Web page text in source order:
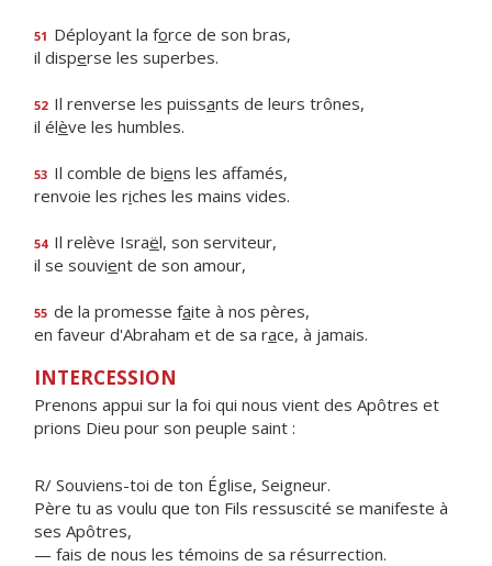
51 Déployant la force de son bras,
il disperse les superbes.
52 Il renverse les puissants de leurs trônes,
il élève les humbles.
53 Il comble de biens les affamés,
renvoie les riches les mains vides.
54 Il relève Israël, son serviteur,
il se souvient de son amour,
55 de la promesse faite à nos pères,
en faveur d'Abraham et de sa race, à jamais.
INTERCESSION
Prenons appui sur la foi qui nous vient des Apôtres et
prions Dieu pour son peuple saint :
R/ Souviens-toi de ton Église, Seigneur.
Père tu as voulu que ton Fils ressuscité se manifeste à
ses Apôtres,
— fais de nous les témoins de sa résurrection.